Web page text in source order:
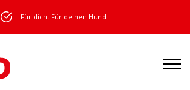
Für dich. Für deinen Hund.